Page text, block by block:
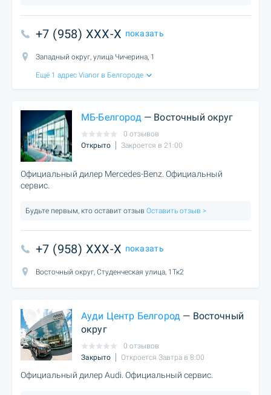
+7 (958) XXX-X показать
Западный округ, улица Чичерина, 1
Ещё 1 адрес Vianor в Белгороде
МБ-Белгород — Восточный округ
0 отзывов
Открыто
Закроется в 21:00
Официальный дилер Mercedes-Benz. Официальный
сервис.
Будьте первым, кто оставит отзыв Оставить отзыв >
+7 (958) XXX-X показать
Восточный округ, Студенческая улица, 1Тк2
Ауди Центр Белгород — Восточный
округ
0 отзывов
Закрыто
Откроется Завтра в 8:00
Официальный дилер Audi. Официальный сервис.